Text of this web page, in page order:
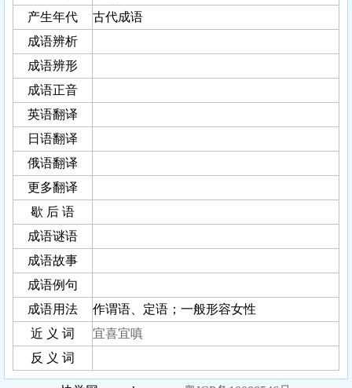
产生年代
古代成语
成语辨析
成语辨形
成语正音
英语翻译
日语翻译
俄语翻译
更多翻译
歇 后 语
成语谜语
成语故事
成语例句
成语用法
作谓语、定语；一般形容女性
近 义 词
宜喜宜嗔
反 义 词